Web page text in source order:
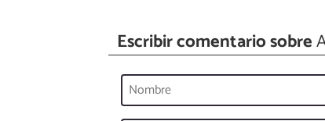
Escribir comentario sobre